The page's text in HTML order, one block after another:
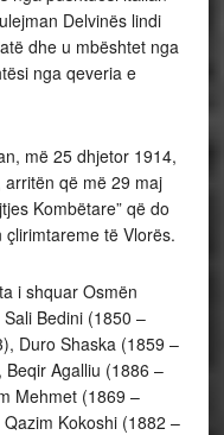
Delvinës lindi
dhe u mbështet nga
nga qeveria e
më 25 dhjetor 1914,
që më 29 maj
Kombëtare” që do
të Vlorës.
i shquar Osmën
Bedini (1850 –
Duro Shaska (1859 –
Agalliu (1886 –
Mehmet (1869 –
Kokoshi (1882 –